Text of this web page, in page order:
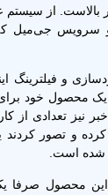
بالاست. از سیستم
جی‌میل که
و فیلترینگ
محصول خود برای
نیز تعدادی از
و تصور
شده است.
محصول صرفا